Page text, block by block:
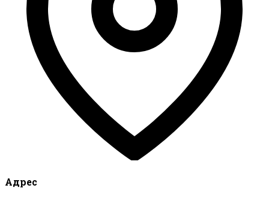
Адрес